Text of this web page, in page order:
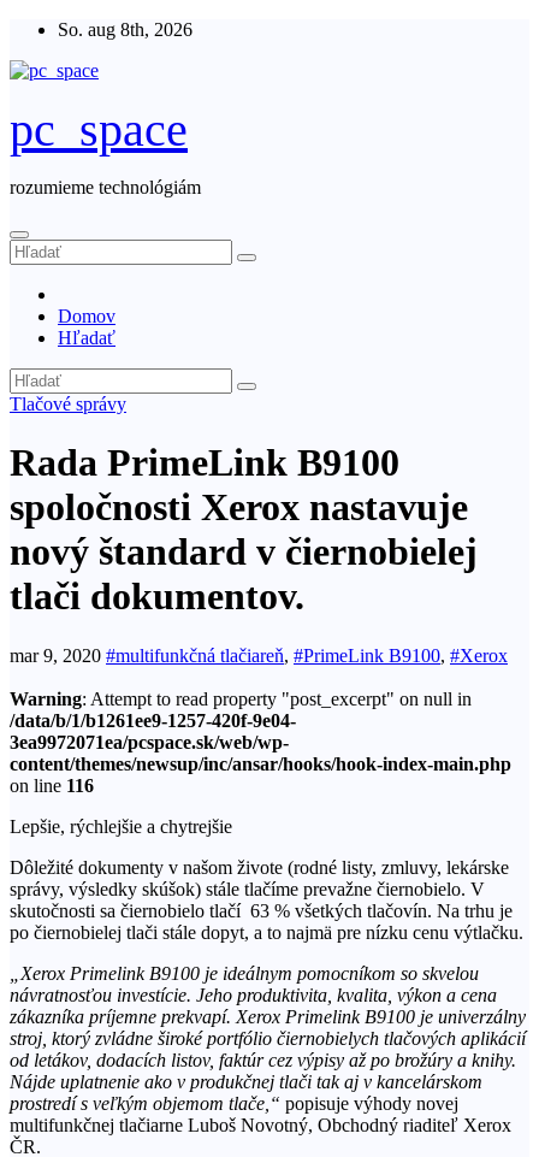
Skip
content
So. aug 8th, 2026
pc_space
rozumieme technológiám
Domov
Hľadať
Tlačové správy
Rada PrimeLink B9100
spoločnosti Xerox nastavuje
nový štandard v čiernobielej
tlači dokumentov.
mar 9, 2020 #multifunkčná tlačiareň, #PrimeLink B9100, #Xerox
Warning: Attempt to read property "post_excerpt" on null in
/data/b/1/b1261ee9-1257-420f-9e04-
3ea9972071ea/pcspace.sk/web/wp-
content/themes/newsup/inc/ansar/hooks/hook-index-main.php
on line 116
Lepšie, rýchlejšie a chytrejšie
Dôležité dokumenty v našom živote (rodné listy, zmluvy, lekárske
správy, výsledky skúšok) stále tlačíme prevažne čiernobielo. V
skutočnosti sa čiernobielo tlačí 63 % všetkých tlačovín. Na trhu je
po čiernobielej tlači stále dopyt, a to najmä pre nízku cenu výtlačku.
Xerox Primelink B9100 je ideálnym pomocníkom so skvelou
návratnosťou investície. Jeho produktivita, kvalita, výkon a cena
zákazníka príjemne prekvapí. Xerox Primelink B9100 je univerzálny
stroj, ktorý zvládne široké portfólio čiernobielych tlačových aplikácií
od letákov, dodacích listov, faktúr cez výpisy až po brožúry a knihy.
Nájde uplatnenie ako v produkčnej tlači tak aj v kancelárskom
prostredí s veľkým objemom tlače, “ popisuje výhody novej
multifunkčnej tlačiarne Luboš Novotný, Obchodný riaditeľ Xerox
ČR.